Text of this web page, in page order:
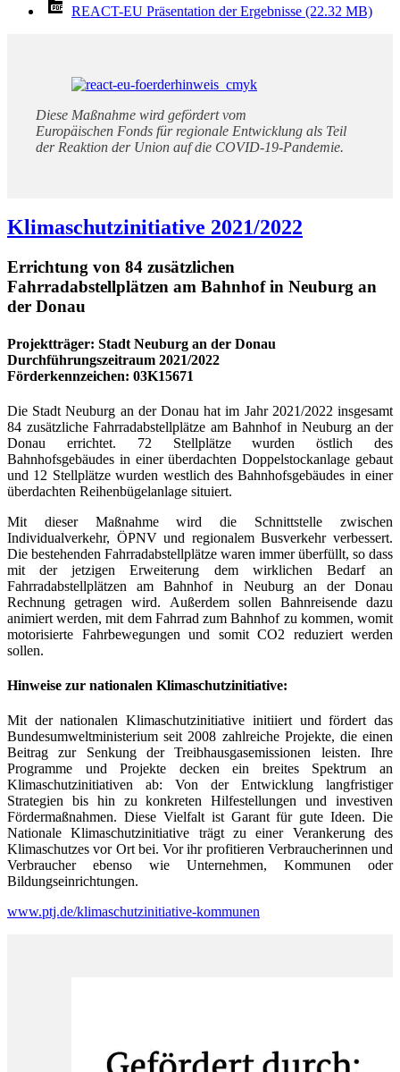
REACT-EU Präsentation der Ergebnisse (22.32 MB)
Diese Maßnahme wird gefördert vom
Europäischen Fonds für regionale Entwicklung als Teil
der Reaktion der Union auf die COVID-19-Pandemie.
Klimaschutzinitiative 2021/2022
Errichtung von 84 zusätzlichen
Fahrradabstellplätzen am Bahnhof in Neuburg an
der Donau
Projektträger: Stadt Neuburg an der Donau
Durchführungszeitraum 2021/2022
Förderkennzeichen: 03K15671
Die Stadt Neuburg an der Donau hat im Jahr 2021/2022 insgesamt
84 zusätzliche Fahrradabstellplätze am Bahnhof in Neuburg an der
Donau errichtet. 72 Stellplätze wurden östlich des
Bahnhofsgebäudes in einer überdachten Doppelstockanlage gebaut
und 12 Stellplätze wurden westlich des Bahnhofsgebäudes in einer
überdachten Reihenbügelanlage situiert.
Mit dieser Maßnahme wird die Schnittstelle zwischen
Individualverkehr, ÖPNV und regionalem Busverkehr verbessert.
Die bestehenden Fahrradabstellplätze waren immer überfüllt, so dass
mit der jetzigen Erweiterung dem wirklichen Bedarf an
Fahrradabstellplätzen am Bahnhof in Neuburg an der Donau
Rechnung getragen wird. Außerdem sollen Bahnreisende dazu
animiert werden, mit dem Fahrrad zum Bahnhof zu kommen, womit
motorisierte Fahrbewegungen und somit CO2 reduziert werden
sollen.
Hinweise zur nationalen Klimaschutzinitiative:
Mit der nationalen Klimaschutzinitiative initiiert und fördert das
Bundesumweltministerium seit 2008 zahlreiche Projekte, die einen
Beitrag zur Senkung der Treibhausgasemissionen leisten. Ihre
Programme und Projekte decken ein breites Spektrum an
Klimaschutzinitiativen ab: Von der Entwicklung langfristiger
Strategien bis hin zu konkreten Hilfestellungen und investiven
Fördermaßnahmen. Diese Vielfalt ist Garant für gute Ideen. Die
Nationale Klimaschutzinitiative trägt zu einer Verankerung des
Klimaschutzes vor Ort bei. Vor ihr profitieren Verbraucherinnen und
Verbraucher ebenso wie Unternehmen, Kommunen oder
Bildungseinrichtungen.
www.ptj.de/klimaschutzinitiative-kommunen